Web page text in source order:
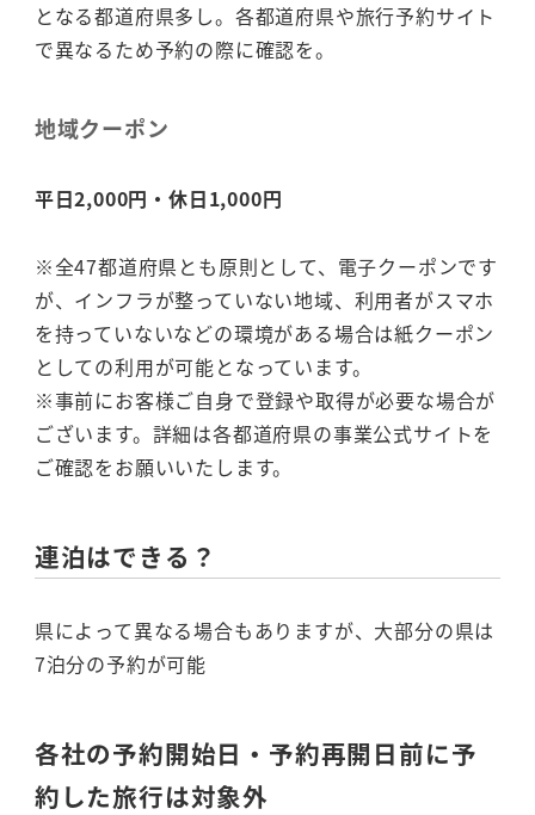
となる都道府県多し。各都道府県や旅行予約サイト
で異なるため予約の際に確認を。
地域クーポン
平日2,000円・休日1,000円
※全47都道府県とも原則として、電子クーポンです
が、インフラが整っていない地域、利用者がスマホ
を持っていないなどの環境がある場合は紙クーポン
としての利用が可能となっています。
※事前にお客様ご自身で登録や取得が必要な場合が
ございます。詳細は各都道府県の事業公式サイトを
ご確認をお願いいたします。
連泊はできる？
県によって異なる場合もありますが、大部分の県は
7泊分の予約が可能
各社の予約開始日・予約再開日前に予
約した旅行は対象外